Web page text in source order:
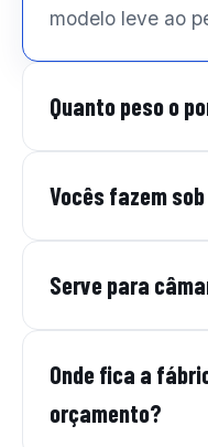
modelo leve ao
Quanto peso o
Vocês fazem
Serve para
Onde fica a
orçamento?